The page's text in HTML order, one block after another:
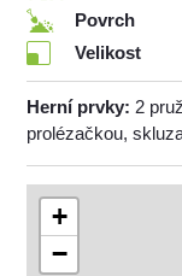
Povrch
Velikost
Herní prvky: 2
prolézačkou,
+
−